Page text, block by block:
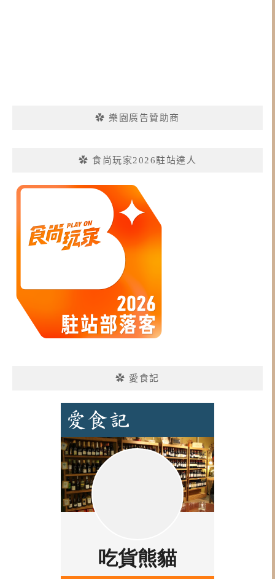
✿ 樂園廣告贊助商
✿ 食尚玩家2026駐站達人
✿ 愛食記